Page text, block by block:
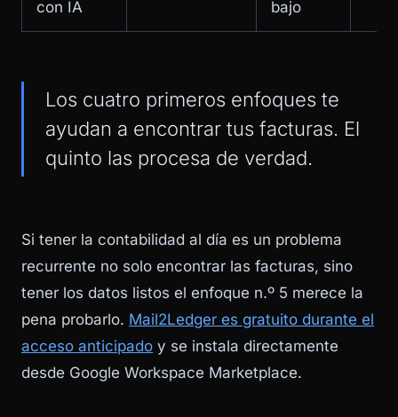
con IA
bajo
Los cuatro primeros enfoques te
ayudan a encontrar tus facturas. El
quinto las procesa de verdad.
Si tener la contabilidad al día es un problema
recurrente no solo encontrar las facturas, sino
tener los datos listos el enfoque n.º 5 merece la
pena probarlo. Mail2Ledger es gratuito durante el
acceso anticipado y se instala directamente
desde Google Workspace Marketplace.